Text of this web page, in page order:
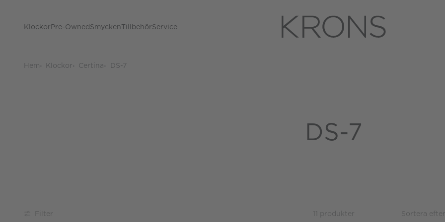
KlockorPre-OwnedSmyckenTillbehörService
Hem Klockor Certina DS-7
DS-7
Filter 11 produkter Sortera efter: